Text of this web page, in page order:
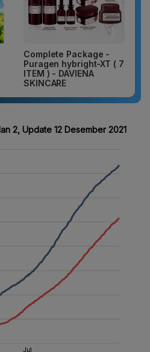
Complete Package -
Puragen hybright-XT ( 7
ITEM ) - DAVIENA
SKINCARE